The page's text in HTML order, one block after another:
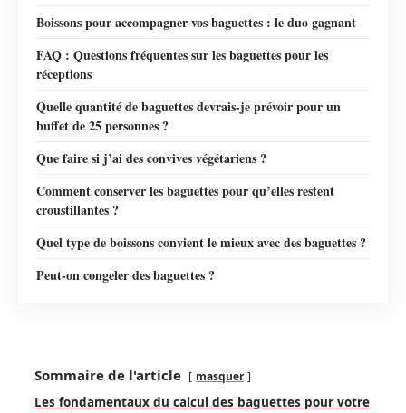
Boissons pour accompagner vos baguettes : le duo gagnant
FAQ : Questions fréquentes sur les baguettes pour les
réceptions
Quelle quantité de baguettes devrais-je prévoir pour un
buffet de 25 personnes ?
Que faire si j’ai des convives végétariens ?
Comment conserver les baguettes pour qu’elles restent
croustillantes ?
Quel type de boissons convient le mieux avec des baguettes ?
Peut-on congeler des baguettes ?
Sommaire de l'article masquer
Les fondamentaux du calcul des baguettes pour votre